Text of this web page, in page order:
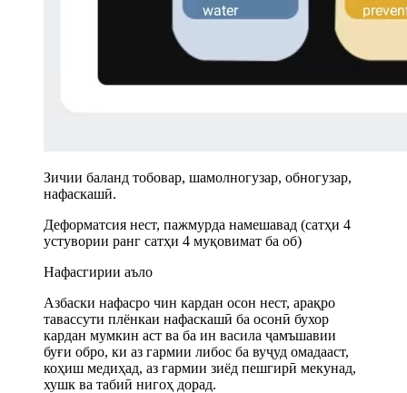
Зичии баланд тобовар, шамолногузар, обногузар,
нафаскашӣ.
Деформатсия нест, пажмурда намешавад (сатҳи 4
устувории ранг сатҳи 4 муқовимат ба об)
Нафасгирии аъло
Азбаски нафасро чин кардан осон нест, арақро
тавассути плёнкаи нафаскашӣ ба осонӣ бухор
кардан мумкин аст ва ба ин васила ҷамъшавии
буғи обро, ки аз гармии либос ба вуҷуд омадааст,
коҳиш медиҳад, аз гармии зиёд пешгирӣ мекунад,
хушк ва табиӣ нигоҳ дорад.